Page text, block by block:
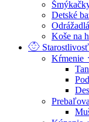
Detské
Koše na
Starostlivosť
Kŕmenie